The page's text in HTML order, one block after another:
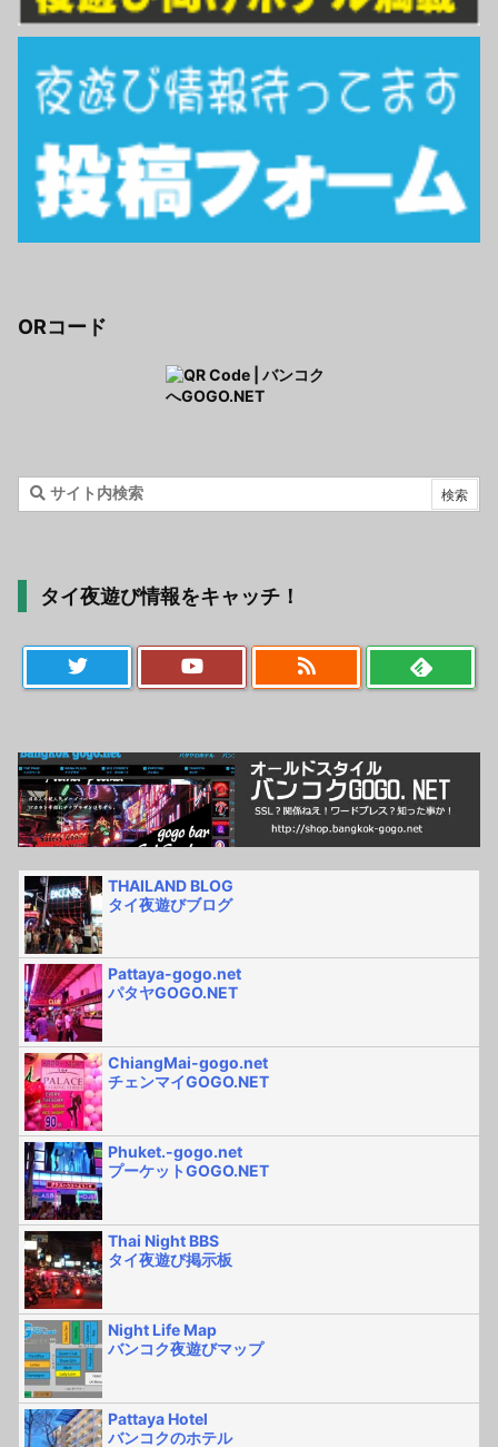
ORコード
タイ夜遊び情報をキャッチ！
THAILAND BLOG
タイ夜遊びブログ
Pattaya-gogo.net
パタヤGOGO.NET
ChiangMai-gogo.net
チェンマイGOGO.NET
Phuket.-gogo.net
プーケットGOGO.NET
Thai Night BBS
タイ夜遊び掲示板
Night Life Map
バンコク夜遊びマップ
Pattaya Hotel
バンコクのホテル